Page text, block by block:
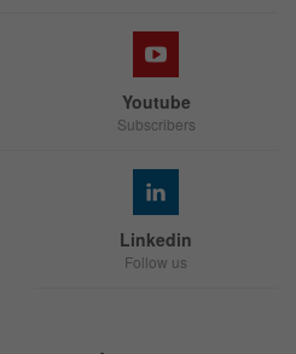
Youtube
Subscribers
Linkedin
Follow us